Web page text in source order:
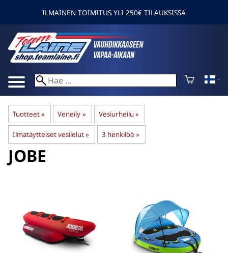
ILMAINEN TOIMITUS YLI 250€ TILAUKSISSA
Tuotteet‪» Veneily ‪» Vesiurheilu‪»
Ilmatäytteiset vesilelut‪» 3 henkilöä ‪»
JOBE